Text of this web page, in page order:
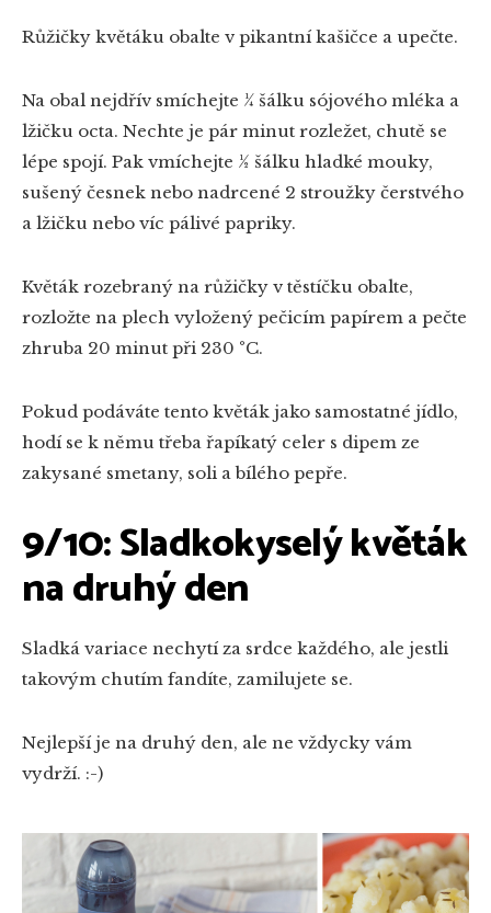
Růžičky květáku obalte v pikantní kašičce a upečte.
Na obal nejdřív smíchejte ¼ šálku sójového mléka a
lžičku octa. Nechte je pár minut rozležet, chutě se
lépe spojí. Pak vmíchejte ½ šálku hladké mouky,
sušený česnek nebo nadrcené 2 stroužky čerstvého
a lžičku nebo víc pálivé papriky.
Květák rozebraný na růžičky v těstíčku obalte,
rozložte na plech vyložený pečicím papírem a pečte
zhruba 20 minut při 230 °C.
Pokud podáváte tento květák jako samostatné jídlo,
hodí se k němu třeba řapíkatý celer s dipem ze
zakysané smetany, soli a bílého pepře.
9/10: Sladkokyselý květák
na druhý den
Sladká variace nechytí za srdce každého, ale jestli
takovým chutím fandíte, zamilujete se.
Nejlepší je na druhý den, ale ne vždycky vám
vydrží. :-)